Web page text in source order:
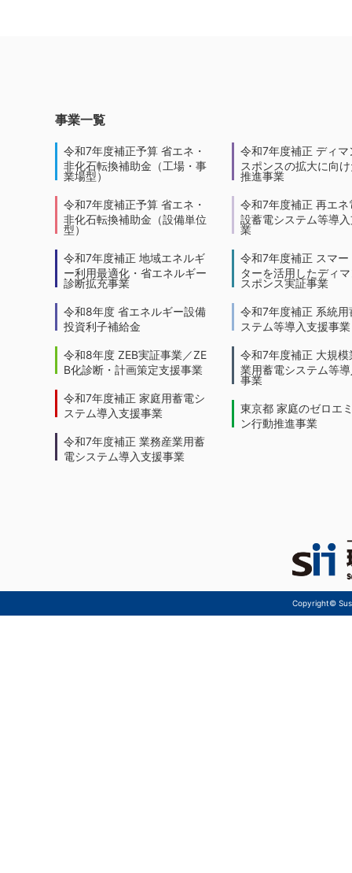
事業一覧
令和7年度補正予算 省エネ・
非化石転換補助金（工場・事
業場型）
令和7年度補正予算 省エネ・
非化石転換補助金（設備単位
型）
令和7年度補正 地域エネルギ
ー利用最適化・省エネルギー
診断拡充事業
令和8年度 省エネルギー設備
投資利子補給金
令和8年度 ZEB実証事業／ZE
B化診断・計画策定支援事業
令和7年度補正 家庭用蓄電シ
ステム導入支援事業
令和7年度補正 業務産業用蓄
電システム導入支援事業
令和7年度補正 ディマ
スポンスの拡大に向
推進事業
令和7年度補正 再エネ
設蓄電システム等導
業
令和7年度補正 スマー
ターを活用したディ
スポンス実証事業
令和7年度補正 系統用
ステム等導入支援事業
令和7年度補正 大規模
業用蓄電システム等
事業
東京都 家庭のゼロエ
ン行動推進事業
Copyright©